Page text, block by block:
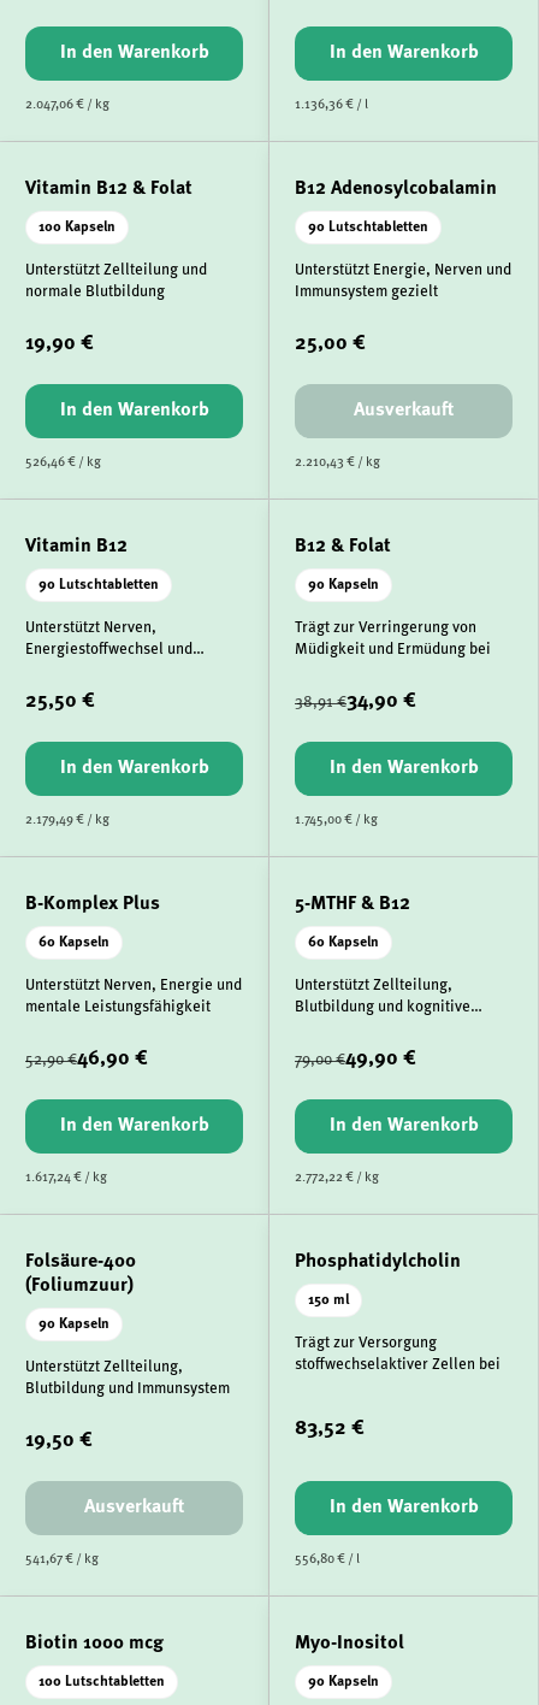
In den Warenkorb
2.047,06 € / kg
In den Warenkorb
1.136,36 € / l
Vitamin B12 & Folat
100 Kapseln
Unterstützt Zellteilung und
normale Blutbildung
19,90 €
In den Warenkorb
526,46 € / kg
B12 Adenosylcobalamin
90 Lutschtabletten
Unterstützt Energie, Nerven und
Immunsystem gezielt
25,00 €
Ausverkauft
2.210,43 € / kg
Vitamin B12
90 Lutschtabletten
Unterstützt Nerven,
Energiestoffwechsel und
25,50 €
In den Warenkorb
2.179,49 € / kg
B12 & Folat
90 Kapseln
Trägt zur Verringerung von
Müdigkeit und Ermüdung bei
38,91 €34,90 €
In den Warenkorb
1.745,00 € / kg
B-Komplex Plus
60 Kapseln
Unterstützt Nerven, Energie und
mentale Leistungsfähigkeit
52,90 €46,90 €
In den Warenkorb
1.617,24 € / kg
5-MTHF & B12
60 Kapseln
Unterstützt Zellteilung,
Blutbildung und kognitive
79,00 €49,90 €
In den Warenkorb
2.772,22 € / kg
Folsäure-400
(Foliumzuur)
90 Kapseln
Unterstützt Zellteilung,
Blutbildung und Immunsystem
19,50 €
Ausverkauft
541,67 € / kg
Phosphatidylcholin
150 ml
Trägt zur Versorgung
stoffwechselaktiver Zellen bei
83,52 €
In den Warenkorb
556,80 € / l
Biotin 1000 mcg
100 Lutschtabletten
Myo-Inositol
90 Kapseln